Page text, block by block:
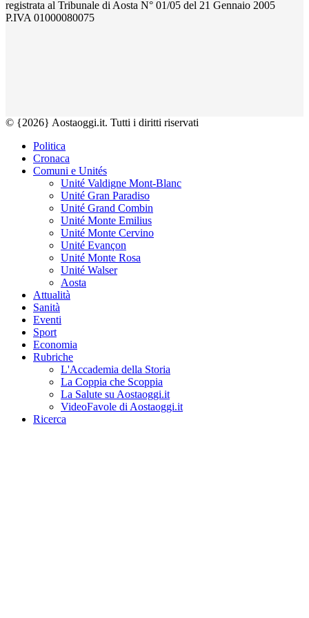
registrata al Tribunale di Aosta N° 01/05 del 21 Gennaio 2005
P.IVA 01000080075
© {2026} Aostaoggi.it. Tutti i diritti riservati
Politica
Cronaca
Comuni e Unités
Unité Valdigne Mont-Blanc
Unité Gran Paradiso
Unité Grand Combin
Unité Monte Emilius
Unité Monte Cervino
Unité Evançon
Unité Monte Rosa
Unité Walser
Aosta
Attualità
Sanità
Eventi
Sport
Economia
Rubriche
L'Accademia della Storia
La Coppia che Scoppia
La Salute su Aostaoggi.it
VideoFavole di Aostaoggi.it
Ricerca